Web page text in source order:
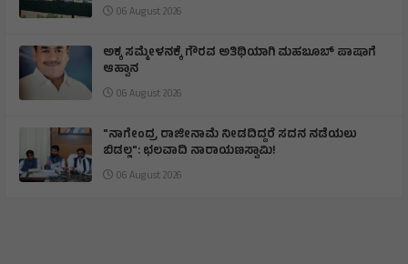
06 August 2026
ಅಕ್ಕ ಸಮ್ಮೇಳನಕ್ಕೆ ಗೌರವ ಅತಿಥಿಯಾಗಿ ಮಹಬೂಬ್ ಪಾಷಾಗೆ
ಆಹ್ವಾನ
06 August 2026
"ನಾಗೇಂದ್ರ ರಾಜೀನಾಮೆ ನೀಡದಿದ್ದರೆ ಸದನ ನಡೆಯಲು
ಬಿಡಲ್ಲ": ಛಲವಾದಿ ನಾರಾಯಣಸ್ವಾಮಿ!
06 August 2026